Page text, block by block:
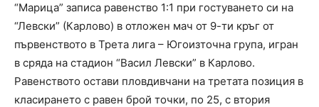
“Марица” записа равенство 1:1 при гостуването си на
“Левски” (Карлово) в отложен мач от 9-ти кръг от
първенството в Трета лига – Югоизточна група, игран
в сряда на стадион “Васил Левски” в Карлово.
Равенството остави пловдивчани на третата позиция в
класирането с равен брой точки, по 25, с втория